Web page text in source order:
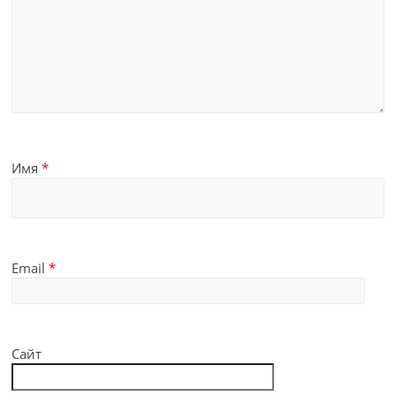
Имя*
Email*
Сайт